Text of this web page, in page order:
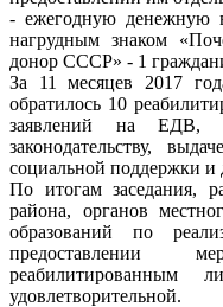
- ежегодную денежную
нагрудным знаком
донор СССР» - 1
За 11 месяцев 2017
обратилось 10
заявлений на ЕДВ,
законодательству,
социальной поддержки и
По итогам заседания,
района, органов
образований по
предоставлении
удовлетворительной.